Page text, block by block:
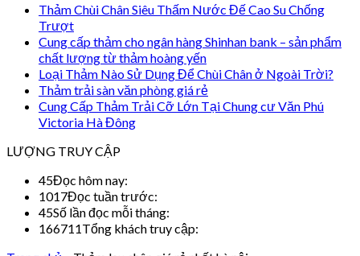
Thảm Chùi Chân Siêu Thấm Nước Đế Cao Su Chống
Trượt
Cung cấp thảm cho ngân hàng Shinhan bank – sản phẩm
chất lượng từ thảm hoàng yến
Loại Thảm Nào Sử Dụng Để Chùi Chân ở Ngoài Trời?
Thảm trải sàn văn phòng giá rẻ
Cung Cấp Thảm Trải Cỡ Lớn Tại Chung cư Văn Phú
Victoria Hà Đông
LƯỢNG TRUY CẬP
45Đọc hôm nay:
1017Đọc tuần trước:
45Số lần đọc mỗi tháng:
166711Tổng khách truy cập: